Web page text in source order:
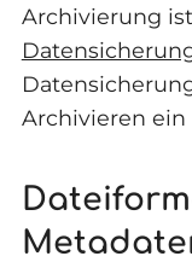
Archivierung
Archivieren ein